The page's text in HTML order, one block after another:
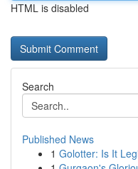
HTML is disabled
Search
Published News
1 Golotter: Is It